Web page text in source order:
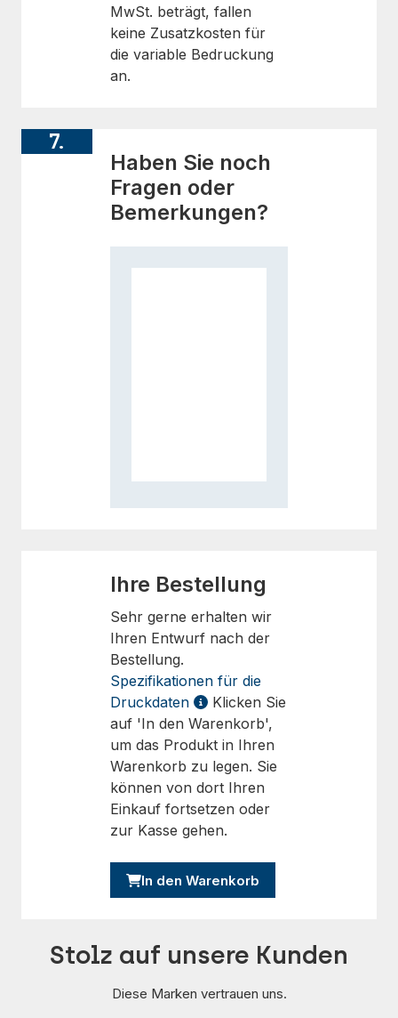
MwSt. beträgt, fallen
keine Zusatzkosten für
die variable Bedruckung
an.
7.
Haben Sie noch
Fragen oder
Bemerkungen?
Ihre Bestellung
Sehr gerne erhalten wir
Ihren Entwurf nach der
Bestellung.
Spezifikationen für die
Druckdaten
Klicken Sie
auf 'In den Warenkorb',
um das Produkt in Ihren
Warenkorb zu legen. Sie
können von dort Ihren
Einkauf fortsetzen oder
zur Kasse gehen.
In den Warenkorb
Stolz auf unsere Kunden
Diese Marken vertrauen uns.